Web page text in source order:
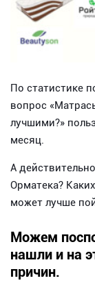
По статистике
вопрос
лучшими?»
месяц.
А
Орматека?
может лучше
Можем
нашли и на
причин.